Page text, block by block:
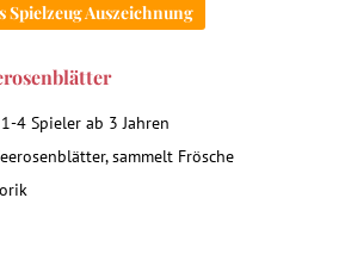
Spielzeug Auszeichnung
4 Spieler ab 3 Jahren
sammelt Frösche